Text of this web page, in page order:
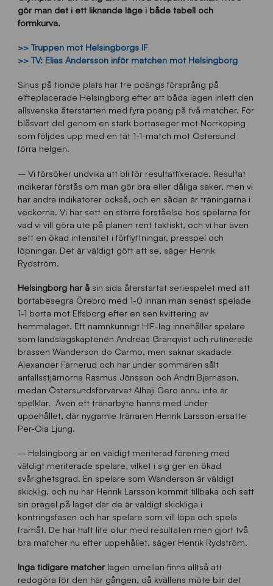
gör man det i ett liknande läge i både tabell och
formkurva.
>> Truppen mot Helsingborgs IF
>> TV: Elias Andersson inför matchen mot Helsingborg
Sirius på tionde plats har tre poängs försprång på
elfteplacerade Helsingborg efter att båda lagen inlett den
allsvenska återstarten med fyra poäng på två matcher. För
blåsvart del genom en stark bortaseger mot Norrköping
som följdes upp med en tät 1-1-match mot Östersund
förra helgen.
– Vi försöker undvika att bli för resultatfixerade. Resultat
indikerar förstås om man gör bra eller dåliga saker, men vi
har andra indikatorer också, och en sådan är träningarna i
veckorna. Vi har sett en större förståelse hos spelarna för
vad vi vill göra ute på planen rent taktiskt, och vi har även
sett en ökad intensitet i förflyttningar, presspel och
löpningar. Det är väldigt gött att se, säger Henrik
Rydström.
Helsingborg har åsin sida återstartat seriespelet med att
bortabesegra Örebro med 1-0 innan man senast spelade
1-1 borta mot Elfsborg efter en sen kvittering av
hemmalaget. Ett namnkunnigt HIF-lag innehåller spelare
som landslagskaptenen Andreas Granqvist och rutinerade
brassen Wanderson do Carmo, men saknar skadade
Alexander Farnerud och har under sommaren sålt
anfallsstjärnorna Rasmus Jönsson och Andri Bjarnason,
medan Östersundsförvärvet Alhaji Gero ännu inte är
spelklar. Även ett tränarbyte hanns med under
uppehållet, där nygamle tränaren Henrik Larsson ersatte
Per-Ola Ljung.
– Helsingborg är en väldigt meriterad förening med
väldigt meriterade spelare, vilket i sig ger en ökad
svårighetsgrad. En spelare som Wanderson är väldigt
skicklig, och nu har Henrik Larsson kommit tillbaka och satt
sin prägel på laget där de är väldigt skickliga i
kontringsfasen och har spelare som vill löpa och spela
framåt. De har haft lite otur med resultaten men gjort två
bra matcher nu efter uppehållet, säger Henrik Rydström.
Inga tidigare matcherlagen emellan finns alltså att
redogöra för den här gången, då kvällens möte blir det